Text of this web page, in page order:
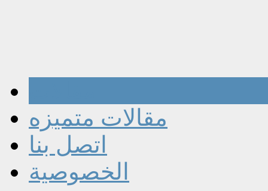
مقالات متميزه
اتصل بنا
الخصوصية